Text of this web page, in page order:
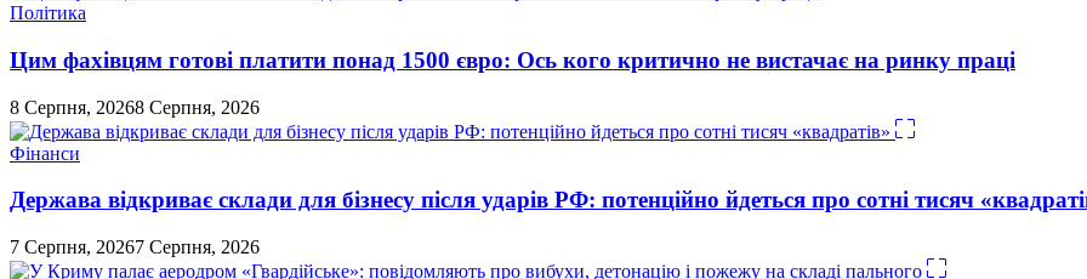
Політика
Цим фахівцям готові платити понад 1500 євро: Ось кого критично не вистачає на ринку праці
8 Серпня, 20268 Серпня, 2026
Фінанси
Держава відкриває склади для бізнесу після ударів РФ: потенційно йдеться про сотні тисяч
7 Серпня, 20267 Серпня, 2026